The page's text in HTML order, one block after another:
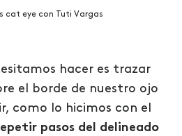
hacer es trazar
el borde de nuestro ojo
como lo hicimos con el
pasos del delineado